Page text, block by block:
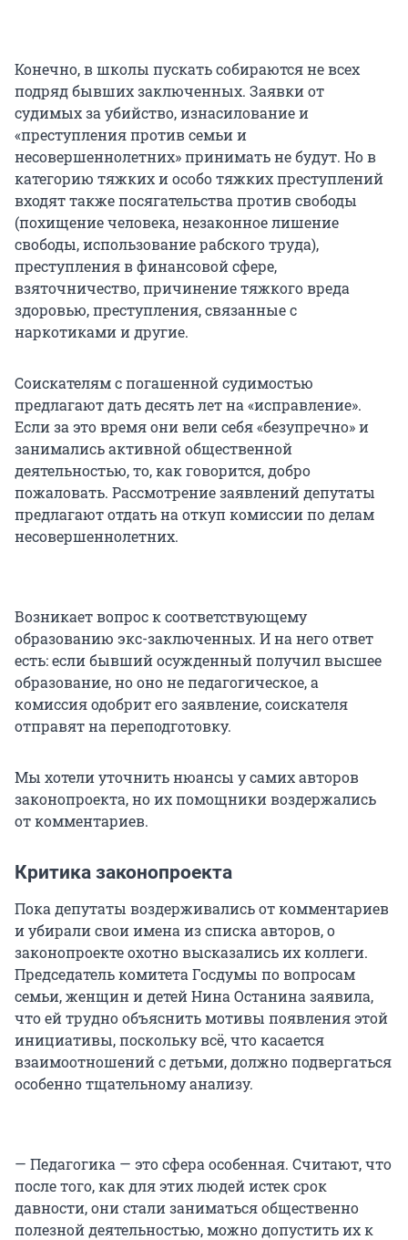
Конечно, в школы пускать собираются не всех
подряд бывших заключенных. Заявки от
судимых за убийство, изнасилование и
«преступления против семьи и
несовершеннолетних» принимать не будут. Но в
категорию тяжких и особо тяжких преступлений
входят также посягательства против свободы
(похищение человека, незаконное лишение
свободы, использование рабского труда),
преступления в финансовой сфере,
взяточничество, причинение тяжкого вреда
здоровью, преступления, связанные с
наркотиками и другие.
Cоискателям с погашенной судимостью
предлагают дать десять лет на «исправление».
Если за это время они вели себя «безупречно» и
занимались активной общественной
деятельностью, то, как говорится, добро
пожаловать. Рассмотрение заявлений депутаты
предлагают отдать на откуп комиссии по делам
несовершеннолетних.
Возникает вопрос к соответствующему
образованию экс-заключенных. И на него ответ
есть: если бывший осужденный получил высшее
образование, но оно не педагогическое, а
комиссия одобрит его заявление, соискателя
отправят на переподготовку.
Мы хотели уточнить нюансы у самих авторов
законопроекта, но их помощники воздержались
от комментариев.
Критика законопроекта
Пока депутаты воздерживались от комментариев
и убирали свои имена из списка авторов, о
законопроекте охотно высказались их коллеги.
Председатель комитета Госдумы по вопросам
семьи, женщин и детей Нина Останина заявила,
что ей трудно объяснить мотивы появления этой
инициативы, поскольку всё, что касается
взаимоотношений с детьми, должно подвергаться
особенно тщательному анализу.
— Педагогика — это сфера особенная. Считают, что
после того, как для этих людей истек срок
давности, они стали заниматься общественно
полезной деятельностью, можно допустить их к